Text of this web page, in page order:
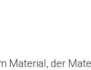
Material, der